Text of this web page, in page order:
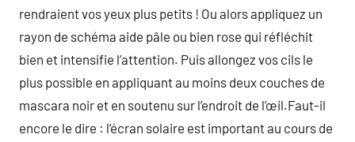
rendraient vos yeux plus petits ! Ou alors appliquez un
rayon de schéma aide pâle ou bien rose qui réfléchit
bien et intensifie l’attention. Puis allongez vos cils le
plus possible en appliquant au moins deux couches de
mascara noir et en soutenu sur l’endroit de l’œil.Faut-il
encore le dire : l’écran solaire est important au cours de